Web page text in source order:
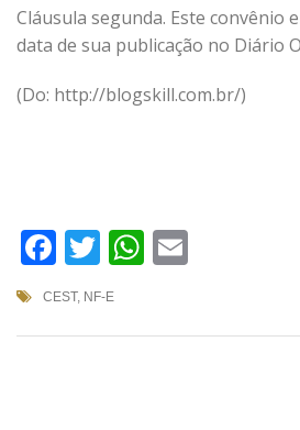
Cláusula segunda. Este convênio
data de sua publicação no Diário
(Do: http://blogskill.com.br/)
Facebook
TwitterWhatsApp
CEST, NF-E